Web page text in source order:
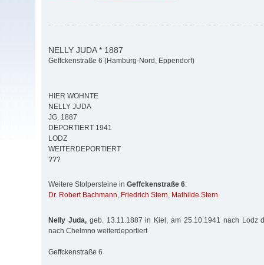
NELLY JUDA * 1887
Geffckenstraße 6 (Hamburg-Nord, Eppendorf)
HIER WOHNTE
NELLY JUDA
JG. 1887
DEPORTIERT 1941
LODZ
WEITERDEPORTIERT
???
Weitere Stolpersteine in Geffckenstraße 6:
Dr. Robert Bachmann, Friedrich Stern, Mathilde Stern
Nelly Juda,geb. 13.11.1887 in Kiel, am 25.10.1941 nach Lodz
nach Chelmno weiterdeportiert
Geffckenstraße 6